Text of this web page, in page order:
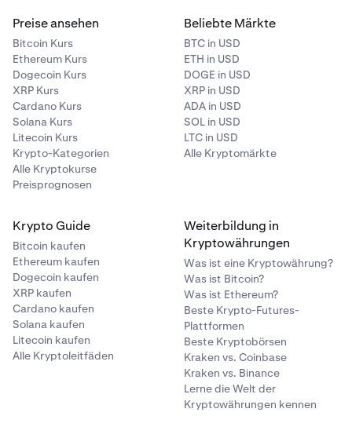
Preise ansehen
Bitcoin Kurs
Ethereum Kurs
Dogecoin Kurs
XRP Kurs
Cardano Kurs
Solana Kurs
Litecoin Kurs
Krypto-Kategorien
Alle Kryptokurse
Preisprognosen
Beliebte Märkte
BTC in USD
ETH in USD
DOGE in USD
XRP in USD
ADA in USD
SOL in USD
LTC in USD
Alle Kryptomärkte
Krypto Guide
Bitcoin kaufen
Ethereum kaufen
Dogecoin kaufen
XRP kaufen
Cardano kaufen
Solana kaufen
Litecoin kaufen
Alle Kryptoleitfäden
Weiterbildung in
Kryptowährungen
Was ist eine Kryptowährung?
Was ist Bitcoin?
Was ist Ethereum?
Beste Krypto-Futures-
Plattformen
Beste Kryptobörsen
Kraken vs. Coinbase
Kraken vs. Binance
Lerne die Welt der
Kryptowährungen kennen